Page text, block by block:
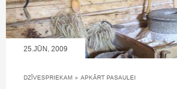
25.JŪN, 2009
DZĪVESPRIEKAM » APKĀRT PASAULEI